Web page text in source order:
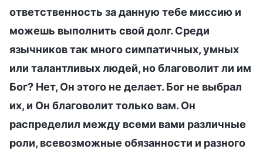
ответственность за данную тебе миссию и
можешь выполнить свой долг. Среди
язычников так много симпатичных, умных
или талантливых людей, но благоволит ли им
Бог? Нет, Он этого не делает. Бог не выбрал
их, и Он благоволит только вам. Он
распределил между всеми вами различные
роли, всевозможные обязанности и разного